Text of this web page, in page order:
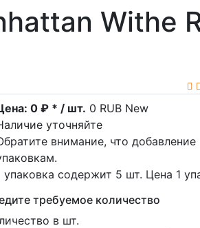
Withe
0 ₽ * / шт. 0 RUB New
уточняйте
внимание, что
упаковка содержит 5 шт. Цена 1
требуемое количество
в шт.